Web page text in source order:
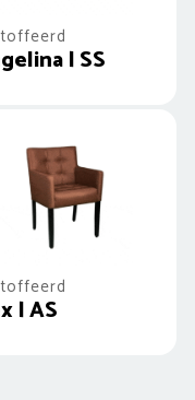
| SS
| AS